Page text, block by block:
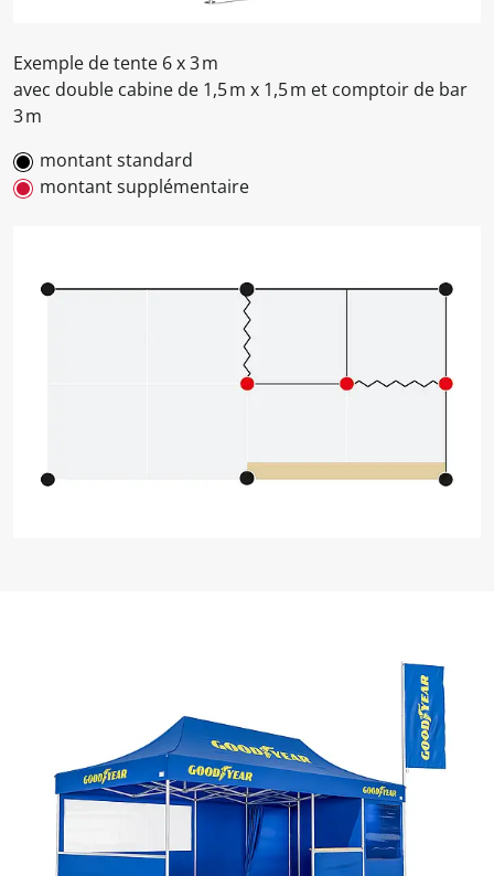
Exemple de tente 6 x 3 m
avec double cabine de 1,5 m x 1,5 m et comptoir de bar
3 m
montant standard
montant supplémentaire